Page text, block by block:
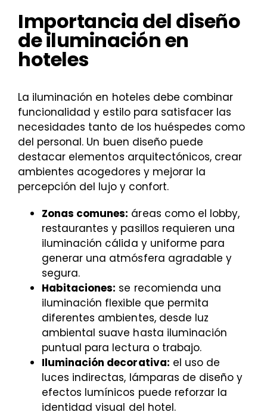
Importancia del diseño
de iluminación en
hoteles
La iluminación en hoteles debe combinar
funcionalidad y estilo para satisfacer las
necesidades tanto de los huéspedes como
del personal. Un buen diseño puede
destacar elementos arquitectónicos, crear
ambientes acogedores y mejorar la
percepción del lujo y confort.
Zonas comunes: áreas como el lobby,
restaurantes y pasillos requieren una
iluminación cálida y uniforme para
generar una atmósfera agradable y
segura.
Habitaciones: se recomienda una
iluminación flexible que permita
diferentes ambientes, desde luz
ambiental suave hasta iluminación
puntual para lectura o trabajo.
Iluminación decorativa: el uso de
luces indirectas, lámparas de diseño y
efectos lumínicos puede reforzar la
identidad visual del hotel.